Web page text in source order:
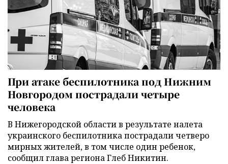
При атаке беспилотника под Нижним
Новгородом пострадали четыре
человека
В Нижегородской области в результате налета
украинского беспилотника пострадали четверо
мирных жителей, в том числе один ребенок,
сообщил глава региона Глеб Никитин.